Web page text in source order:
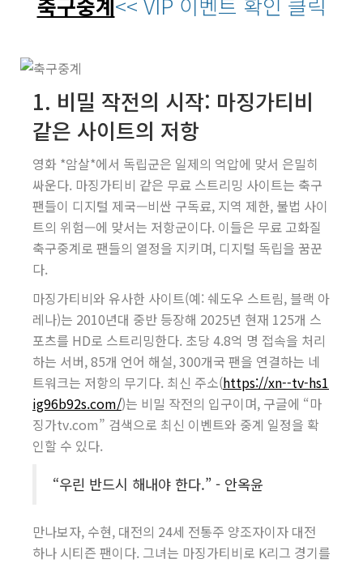
1. 비밀 작전의 시작: 마징가티비
같은 사이트의 저항
영화 *암살*에서 독립군은 일제의 억압에 맞서 은밀히
싸운다. 마징가티비 같은 무료 스트리밍 사이트는 축구
팬들이 디지털 제국—비싼 구독료, 지역 제한, 불법 사이
트의 위험—에 맞서는 저항군이다. 이들은 무료 고화질
축구중계로 팬들의 열정을 지키며, 디지털 독립을 꿈꾼
다.
마징가티비와 유사한 사이트(예: 쉐도우 스트림, 블랙 아
레나)는 2010년대 중반 등장해 2025년 현재 125개 스
포츠를 HD로 스트리밍한다. 초당 4.8억 명 접속을 처리
하는 서버, 85개 언어 해설, 300개국 팬을 연결하는 네
트워크는 저항의 무기다. 최신 주소(https://xn--tv-hs1
ig96b92s.com/)는 비밀 작전의 입구이며, 구글에 “마
징가tv.com” 검색으로 최신 이벤트와 중계 일정을 확
인할 수 있다.
“우린 반드시 해내야 한다.” - 안옥윤
만나보자, 수현, 대전의 24세 전통주 양조자이자 대전
하나 시티즌 팬이다. 그녀는 마징가티비로 K리그 경기를